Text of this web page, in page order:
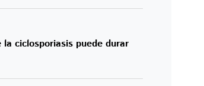
ciclosporiasis puede durar